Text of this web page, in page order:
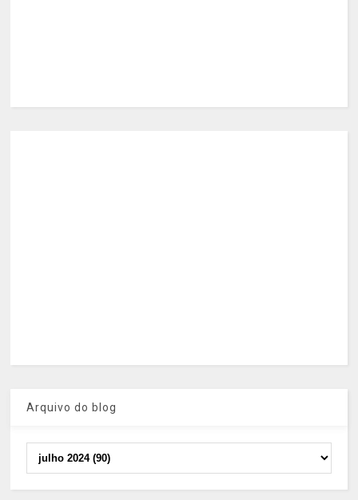
Arquivo do blog